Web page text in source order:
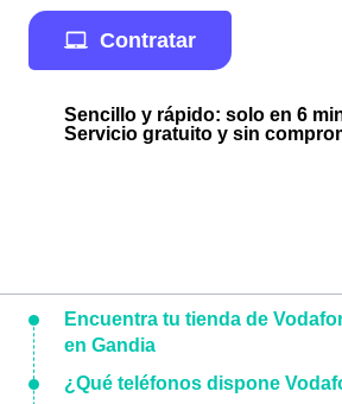
Contratar
Sencillo y rápido: solo en 6
Servicio gratuito y sin
Encuentra tu tienda de
en Gandia
¿Qué teléfonos dispone